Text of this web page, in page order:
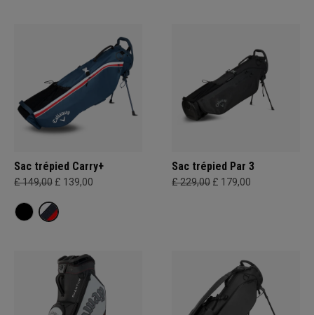
Sac trépied Carry+
£ 149,00 £ 139,00
Sac trépied Par 3
£ 229,00 £ 179,00